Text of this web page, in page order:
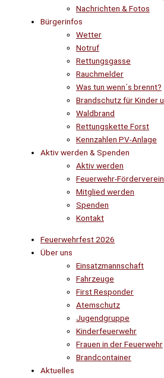
Nachrichten & Fotos
Bürgerinfos
Wetter
Notruf
Rettungsgasse
Rauchmelder
Was tun wenn´s brennt?
Brandschutz für Kinder
Waldbrand
Rettungskette Forst
Kennzahlen PV-Anlage
Aktiv werden & Spenden
Aktiv werden
Feuerwehr-Förderverein
Mitglied werden
Spenden
Kontakt
Feuerwehrfest 2026
Über uns
Einsatzmannschaft
Fahrzeuge
First Responder
Atemschutz
Jugendgruppe
Kinderfeuerwehr
Frauen in der Feuerwehr
Brandcontainer
Aktuelles